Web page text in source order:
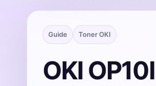
Guide Toner OKI
OKI